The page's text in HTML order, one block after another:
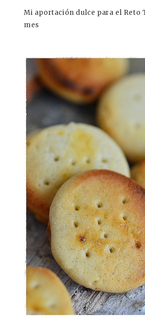
Mi aportación dulce para el Reto
mes